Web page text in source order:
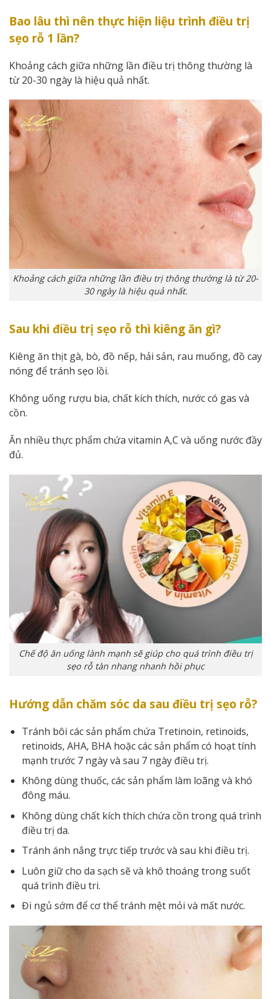
Bao lâu thì nên thực hiện liệu trình điều trị
sẹo rỗ 1 lần?
Khoảng cách giữa những lần điều trị thông thường là
từ 20-30 ngày là hiệu quả nhất.
Khoảng cách giữa những lần điều trị thông thường là từ 20-
30 ngày là hiệu quả nhất.
Sau khi điều trị sẹo rỗ thì kiêng ăn gì?
Kiêng ăn thịt gà, bò, đồ nếp, hải sản, rau muống, đồ cay
nóng để tránh sẹo lồi.
Không uống rượu bia, chất kích thích, nước có gas và
cồn.
Ăn nhiều thực phẩm chứa vitamin A,C và uống nước đầy
đủ.
Chế độ ăn uống lành mạnh sẽ giúp cho quá trình điều trị
sẹo rỗ tàn nhang nhanh hồi phục
Hướng dẫn chăm sóc da sau điều trị sẹo rỗ?
Tránh bôi các sản phẩm chứa Tretinoin, retinoids,
retinoids, AHA, BHA hoặc các sản phẩm có hoạt tính
mạnh trước 7 ngày và sau 7 ngày điều trị.
Không dùng thuốc, các sản phẩm làm loãng và khó
đông máu.
Không dùng chất kích thích chứa cồn trong quá trình
điều trị da.
Tránh ánh nắng trực tiếp trước và sau khi điều trị.
Luôn giữ cho da sạch sẽ và khô thoáng trong suốt
quá trình điều tri.
Đi ngủ sớm để cơ thể tránh mệt mỏi và mất nước.